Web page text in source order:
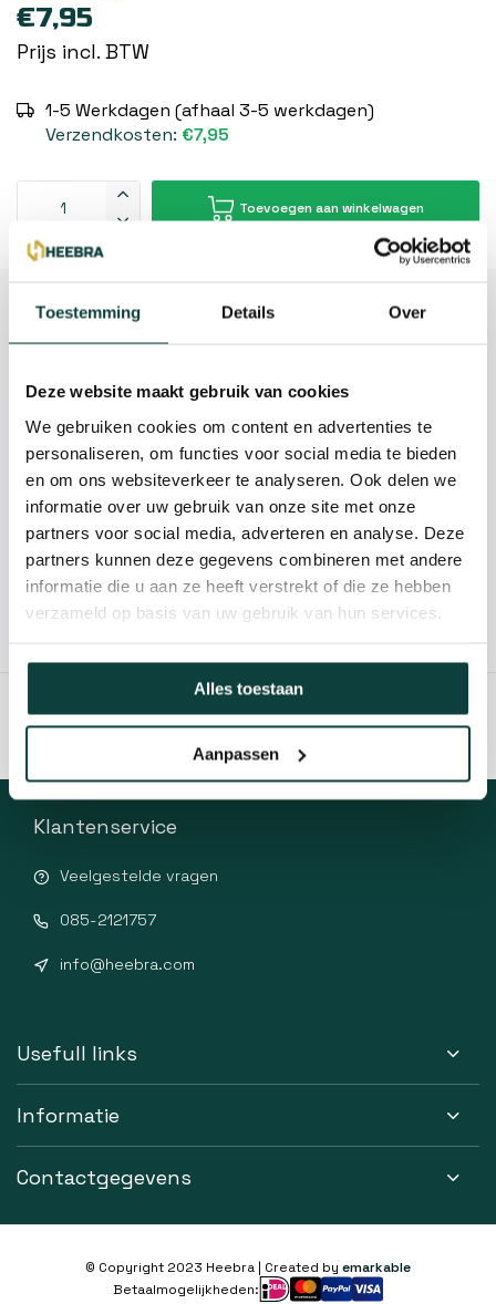
Toestemming Details Over
Deze website maakt gebruik van cookies
We gebruiken cookies om content en advertenties te
personaliseren, om functies voor social media te bieden
en om ons websiteverkeer te analyseren. Ook delen we
informatie over uw gebruik van onze site met onze
partners voor social media, adverteren en analyse. Deze
partners kunnen deze gegevens combineren met andere
informatie die u aan ze heeft verstrekt of die ze hebben
verzameld op basis van uw gebruik van hun services.
Alles toestaan
Aanpassen
€7,95
Prijs incl. BTW
1-5 Werkdagen (afhaal 3-5 werkdagen)
Verzendkosten: €7,95
Toevoegen aan winkelwagen
Kunnen we je helpen?
085-2121757
info@heebra.com
Hovenier of klusbedrijf? Neem contact met ons op voor
Klantenservice
Veelgestelde vragen
085-2121757
info@heebra.com
Usefull links
Informatie
Contactgegevens
© Copyright 2023 Heebra | Created by emarkable
Betaalmogelijkheden: